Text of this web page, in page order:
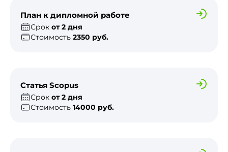
План к дипломной работе
Срок от 2 дня
Стоимость 2350 руб.
Статья Scopus
Срок от 2 дня
Стоимость 14000 руб.